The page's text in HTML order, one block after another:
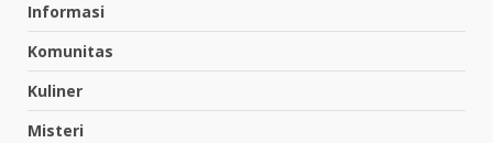
Informasi
Komunitas
Kuliner
Misteri